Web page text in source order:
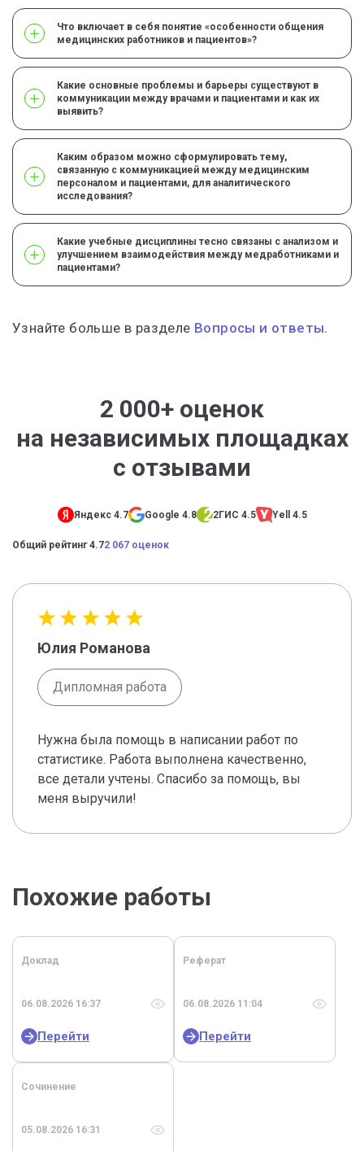
Что включает в себя понятие «особенности общения
медицинских работников и пациентов»?
Какие основные проблемы и барьеры существуют в
коммуникации между врачами и пациентами и как их
выявить?
Каким образом можно сформулировать тему,
связанную с коммуникацией между медицинским
персоналом и пациентами, для аналитического
исследования?
Какие учебные дисциплины тесно связаны с анализом и
улучшением взаимодействия между медработниками и
пациентами?
Узнайте больше в разделе Вопросы и ответы.
2 000+ оценок
на независимых площадках
с отзывами
Яндекс 4.7 Google 4.8 2ГИС 4.5 Yell 4.5
Общий рейтинг 4.72 067 оценок
Юлия Романова
Дипломная работа
Нужна была помощь в написании работ по
статистике. Работа выполнена качественно,
все детали учтены. Спасибо за помощь, вы
меня выручили!
Похожие работы
Доклад
06.08.2026 16:37
Перейти
Реферат
06.08.2026 11:04
Перейти
Сочинение
05.08.2026 16:31